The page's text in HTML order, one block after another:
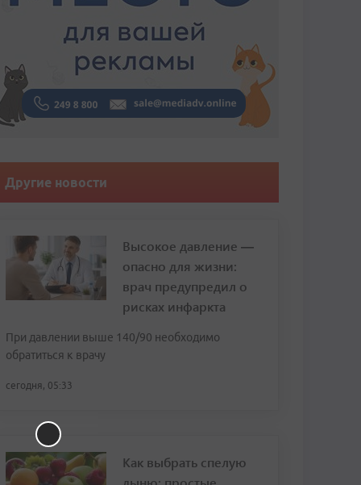
Другие новости
Высокое давление —
опасно для жизни:
врач предупредил о
рисках инфаркта
При давлении выше 140/90 необходимо
обратиться к врачу
сегодня, 05:33
Как выбрать спелую